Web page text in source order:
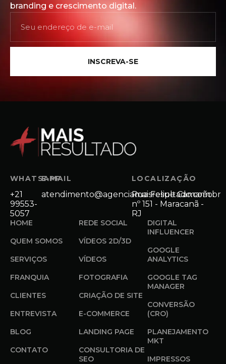
branding e crescimento digital.
INSCREVA-SE
WHATSAPP
+21
99553-
5057
E-MAIL
atendimento@agenciamaisresultado.com.br
LOCALIZAÇÃO
Rua Felipe Camarão
nº 151 - Maracanã -
RJ
HOME
QUEM SOMOS
SERVIÇOS
FRANQUIA
CLIENTES
ENTREVISTA
BLOG
CONTATO
REDE SOCIAL
VÍDEOS 2D/3D
VÍDEOS
FOTOGRAFIA
CRIAÇÃO DE SITE
E-COMMERCE
LANDING PAGE
CONSULTORIA DE
SEO
DIGITAL
INFLUENCER
GOOGLE
ANALYTICS
GOOGLE TAG
MANAGER
CONVERSÃO
(CRO)
PLANEJAMENTO
MKT
IMPRESSOS